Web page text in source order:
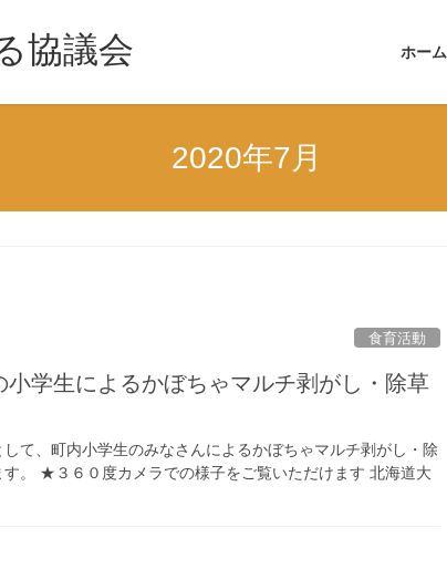
協議会 ホーム
2020年7月
食育活動
学生によるかぼちゃマルチ剥がし・除草
て、町内小学生のみなさんによるかぼちゃマルチ剥がし・除
。 ★３６０度カメラでの様子をご覧いただけます 北海道大